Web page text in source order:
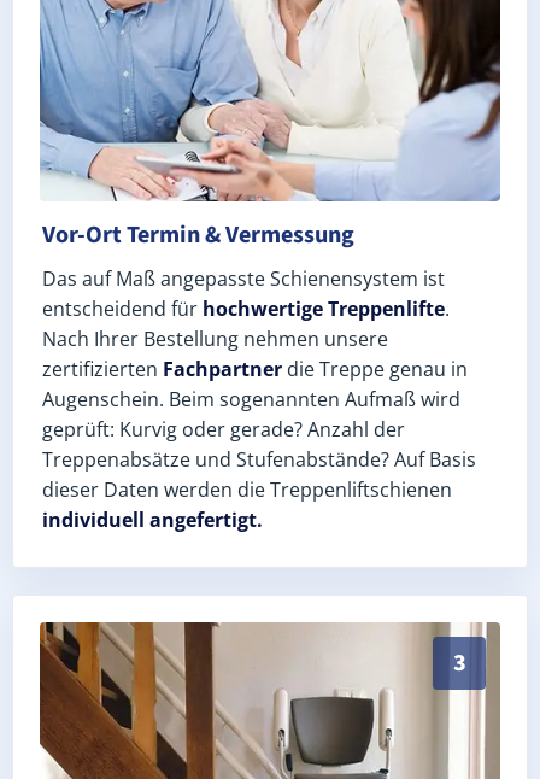
Vor-Ort Termin & Vermessung
Das auf Maß angepasste Schienensystem ist
entscheidend für hochwertige Treppenlifte.
Nach Ihrer Bestellung nehmen unsere
zertifizierten Fachpartner die Treppe genau in
Augenschein. Beim sogenannten Aufmaß wird
geprüft: Kurvig oder gerade? Anzahl der
Treppenabsätze und Stufenabstände? Auf Basis
dieser Daten werden die Treppenliftschienen
individuell angefertigt.
3
Schneller, sauberer Einbau durch zertifizierte